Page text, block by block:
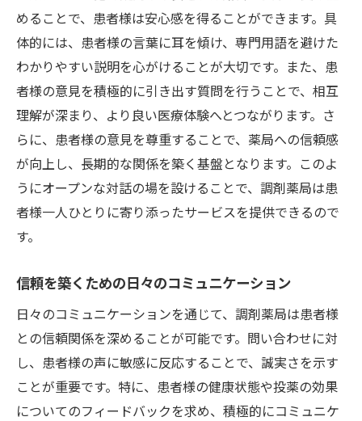
めることで、患者様は安心感を得ることができます。具
体的には、患者様の言葉に耳を傾け、専門用語を避けた
わかりやすい説明を心がけることが大切です。また、患
者様の意見を積極的に引き出す質問を行うことで、相互
理解が深まり、より良い医療体験へとつながります。さ
らに、患者様の意見を尊重することで、薬局への信頼感
が向上し、長期的な関係を築く基盤となります。このよ
うにオープンな対話の場を設けることで、調剤薬局は患
者様一人ひとりに寄り添ったサービスを提供できるので
す。
信頼を築くための日々のコミュニケーション
日々のコミュニケーションを通じて、調剤薬局は患者様
との信頼関係を深めることが可能です。問い合わせに対
し、患者様の声に敏感に反応することで、誠実さを示す
ことが重要です。特に、患者様の健康状態や投薬の効果
についてのフィードバックを求め、積極的にコミュニケ